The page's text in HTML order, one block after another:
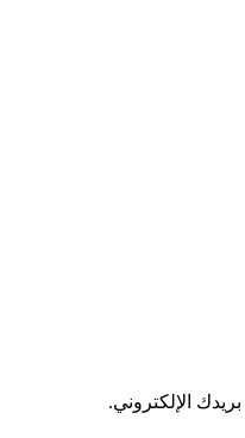
الإلكتروني.